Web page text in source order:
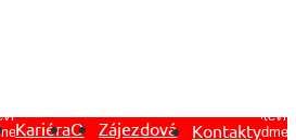
KariéraO
Zájezdová
Kontakty
Otevřít